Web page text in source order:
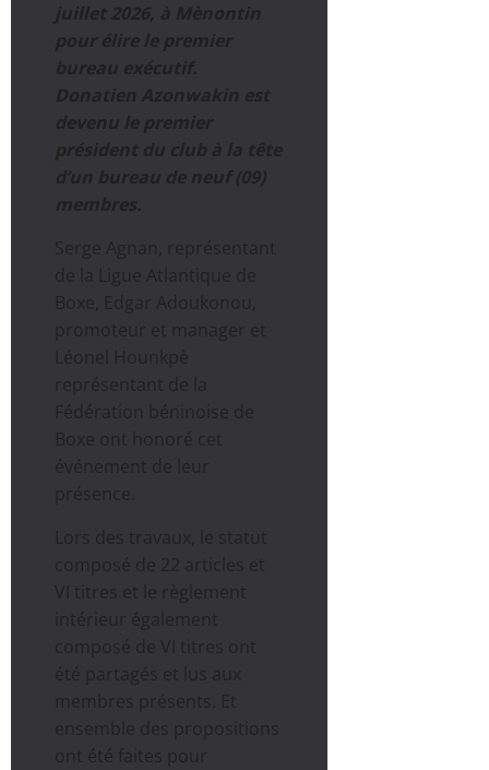
juillet 2026, à Mènontin
pour élire le premier
bureau exécutif.
Donatien Azonwakin est
devenu le premier
président du club à la tête
d’un bureau de neuf (09)
membres.
Serge Agnan, représentant
de la Ligue Atlantique de
Boxe, Edgar Adoukonou,
promoteur et manager et
Léonel Hounkpè
représentant de la
Fédération béninoise de
Boxe ont honoré cet
événement de leur
présence.
Lors des travaux, le statut
composé de 22 articles et
VI titres et le règlement
intérieur également
composé de VI titres ont
été partagés et lus aux
membres présents. Et
ensemble des propositions
ont été faites pour